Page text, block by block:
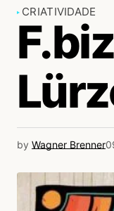
CRIATIVIDADE
by Wagner Brenner